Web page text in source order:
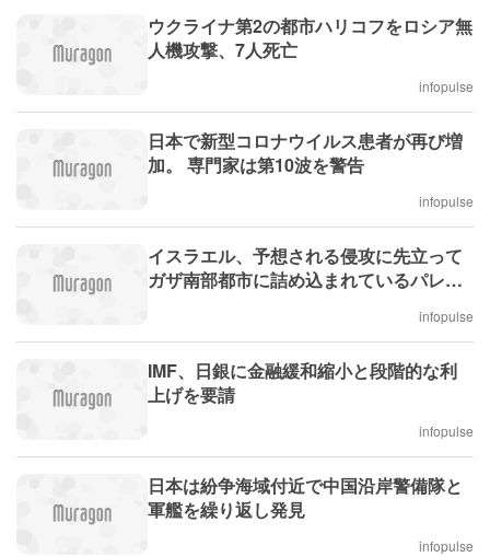
ウクライナ第2の都市ハリコフをロシア無
人機攻撃、7人死亡
infopulse
日本で新型コロナウイルス患者が再び増
加。 専門家は第10波を警告
infopulse
イスラエル、予想される侵攻に先立って
ガザ南部都市に詰め込まれているパレス
infopulse
IMF、日銀に金融緩和縮小と段階的な利
上げを要請
infopulse
日本は紛争海域付近で中国沿岸警備隊と
軍艦を繰り返し発見
infopulse